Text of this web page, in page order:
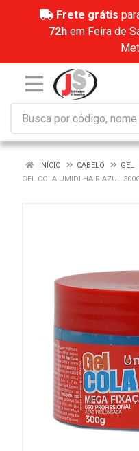
Frete grátis
72hem Feira de
INÍCIO CABELO
GEL
GEL COLA UMIDI HAIR AZUL